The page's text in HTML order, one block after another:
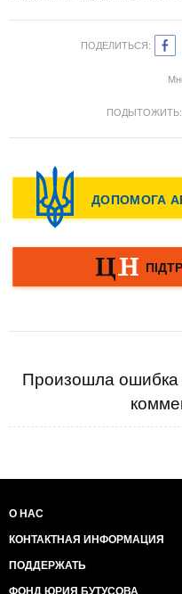
ПОДЕЛИТЬСЯ:
ПОДЫТОЖИТЬ:
Произошла ошибка
О НАС
КОНТАКТНАЯ ИНФОРМАЦИЯ
ПОДДЕРЖАТЬ
ФОНД ЮРИЯ БУТУСОВА